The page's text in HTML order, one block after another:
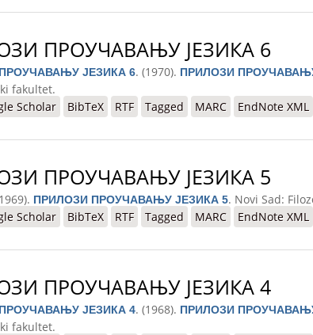
ПРОУЧАВАЊУ ЈЕЗИКА 6
ЈЕЗИКА 6. (1970). ПРИЛОЗИ
fakultet.
ПРОУЧАВАЊУ ЈЕЗИКА 6
Scholar BibTeX RTF Tagged MARC EndNote XML
ПРОУЧАВАЊУ ЈЕЗИКА 5
ПРИЛОЗИ ПРОУЧАВАЊУ ЈЕЗИКА 5. Novi Sad:
ПРОУЧАВАЊУ ЈЕЗИКА 5
Scholar BibTeX RTF Tagged MARC EndNote XML
ПРОУЧАВАЊУ ЈЕЗИКА 4
ЈЕЗИКА 4. (1968). ПРИЛОЗИ
fakultet.